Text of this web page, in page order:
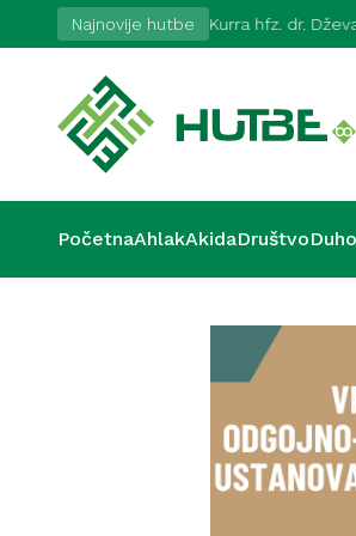
Najnovije hutbe Kurra hfz. dr.
PočetnaAhlakAkidaDruštvo